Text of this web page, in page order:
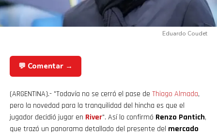
Eduardo Coudet
💬 Comentar →
(ARGENTINA).- "Todavía no se cerró el pase de Thiago Almada,
pero la novedad para la tranquilidad del hincha es que el
jugador decidió jugar en River". Así lo confirmó Renzo Pantich,
que trazó un panorama detallado del presente del mercado